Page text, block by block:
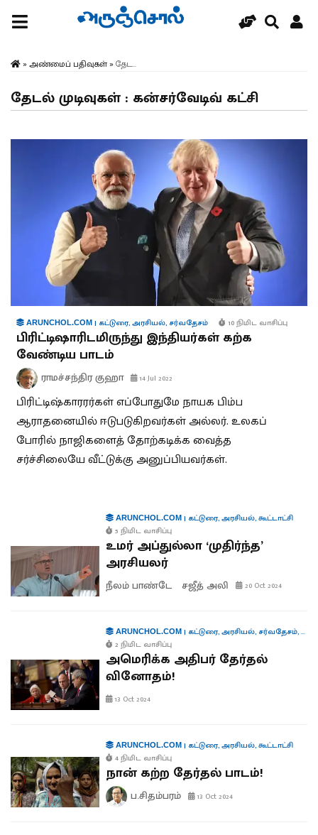
» அண்மைப் பதிவுகள்» தேட...
தேடல் முடிவுகள் : கன்சர்வேடிவ் கட்சி
ARUNCHOL.COM | கட்டுரை,அரசியல், சர்வதேசம் 10 நிமிட வாசிப்பு
பிரிட்டிஷாரிடமிருந்து இந்தியர்கள் கற்க
வேண்டிய பாடம்
ராமச்சந்திர குஹா 14 Jul 2022
பிரிட்டிஷ்காரரர்கள் எப்போதுமே நாயக பிம்ப
ஆராதனையில் ஈடுபடுகிறவர்கள் அல்லர். உலகப்
போரில் நாஜிகளைத் தோற்கடிக்க வைத்த
சர்ச்சிலையே வீட்டுக்கு அனுப்பியவர்கள்.
ARUNCHOL.COM| கட்டுரை,அரசியல்,கூட்டாட்சி
5 நிமிட வாசிப்பு
உமர் அப்துல்லா ‘முதிர்ந்த’
அரசியலர்
நீலம் பாண்டே சஜீத் அலி 20 Oct 2024
ARUNCHOL.COM| கட்டுரை,அரசியல், சர்வதேசம்,
2 நிமிட வாசிப்பு
அமெரிக்க அதிபர் தேர்தல்
வினோதம்!
13 Oct 2024
ARUNCHOL.COM| கட்டுரை,அரசியல்,கூட்டாட்சி
4 நிமிட வாசிப்பு
நான் கற்ற தேர்தல் பாடம்!
ப.சிதம்பரம் 13 Oct 2024